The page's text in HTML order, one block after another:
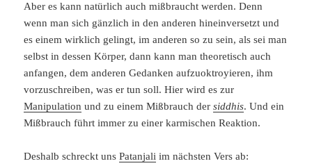
Aber es kann natürlich auch mißbraucht werden. Denn
wenn man sich gänzlich in den anderen hineinversetzt und
es einem wirklich gelingt, im anderen so zu sein, als sei man
selbst in dessen Körper, dann kann man theoretisch auch
anfangen, dem anderen Gedanken aufzuoktroyieren, ihm
vorzuschreiben, was er tun soll. Hier wird es zur
Manipulation und zu einem Mißbrauch dersiddhis. Und ein
Mißbrauch führt immer zu einer karmischen Reaktion.
Deshalb schreckt unsPatanjali im nächsten Vers ab: